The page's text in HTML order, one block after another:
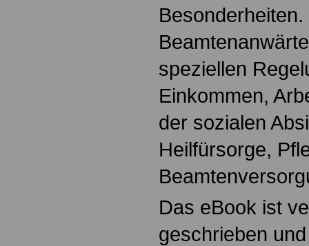
speziellen
Einkommen,
der sozialen
Heilfürsorge,
Das eBook ist
geschrieben